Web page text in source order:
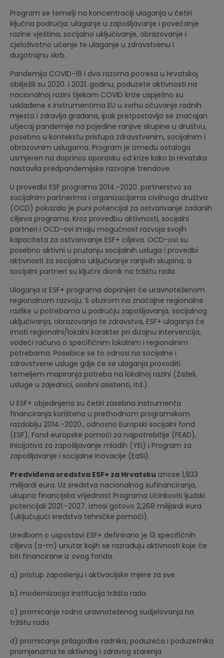
Program se temelji na koncentraciji ulaganja u četiri
ključna područja: ulaganje u zapošljavanje i povećanje
razine vještina, socijalno uključivanje, obrazovanje i
cjeloživotno učenje te ulaganje u zdravstvenu i
dugotrajnu skrb.
Pandemija COVID-19 i dva razorna potresa u Hrvatskoj
obilježili su 2020. i 2021. godinu, poduzete aktivnosti na
nacionalnoj razini tijekom COVID krize uspješno su
usklađene s instrumentima EU u svrhu očuvanje radnih
mjesta i zdravlja građana, ipak pretpostavlja se značajan
utjecaj pandemije na pojedine ranjive skupine u društvu,
posebno u kontekstu pristupa zdravstvenim, socijalnim i
obrazovnim uslugama. Program je između ostaloga
usmjeren na doprinos oporavku od krize kako bi Hrvatska
nastavila predpandemijske razvojne trendove.
U provedbi ESF programa 2014.-2020. partnerstvo sa
socijalnim partnerima i organizacijama civilnoga društva
(OCD) pokazalo je puni potencijal za ostvarivanje zadanih
ciljeva programa. Kroz provedbu aktivnosti, socijalni
partneri i OCD-ovi imaju mogućnost razvoja svojih
kapaciteta za ostvarivanje ESF+ ciljeva. OCD-ovi su
posebno aktivni u pružanju socijalnih usluga i provedbi
aktivnosti za socijalno uključivanje ranjivih skupina, a
socijalni partneri su ključni dionik na tržištu rada.
Ulaganja iz ESF+ programa doprinijet će uravnoteženom
regionalnom razvoju. S obzirom na značajne regionalne
razlike u potrebama u području zapošljavanja, socijalnog
uključivanja, obrazovanja te zdravstva, ESF+ ulaganja će
imati regionalni/lokalni karakter pri dizajnu intervencija,
vodeći računa o specifičnim lokalnim i regionalnim
potrebama. Posebice se to odnosi na socijalne i
zdravstvene usluge gdje će se ulaganja provoditi
temeljem mapiranja potreba na lokalnoj razini (Zaželi,
usluge u zajednici, osobni asistenti, itd.).
U ESF+ objedinjena su četiri zasebna instrumenta
financiranja korištena u prethodnom programskom
razdoblju 2014.-2020., odnosno Europski socijalni fond
(ESF), Fond europske pomoći za najpotrebitije (FEAD),
Inicijativa za zapošljavanje mladih (YEI) i Program za
zapošljavanje i socijalne inovacije (EaSI).
Predviđena sredstva ESF+ za Hrvatsku iznose 1,933
milijardi eura. Uz sredstva nacionalnog sufinanciranja,
ukupna financijska vrijednost Programa Učinkoviti ljudski
potencijali 2021.-2027. iznosi gotovo 2,268 milijardi eura
(uključujući sredstva tehničke pomoći).
Uredbom o uspostavi ESF+ definirano je 13 specifičnih
ciljeva (a-m) unutar kojih se razrađuju aktivnosti koje će
biti financirane iz ovog fonda.
a) pristup zaposlenju i aktivacijske mjere za sve
b) modernizacija institucija tržišta rada
c) promicanje rodno uravnoteženog sudjelovanja na
tržištu rada
d) promicanje prilagodbe radnika, poduzeća i poduzetnika
promjenama te aktivnog i zdravog starenja